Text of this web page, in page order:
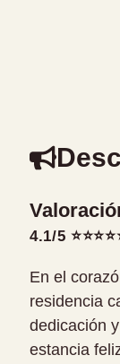
4.1/5
En el
residencia
dedicación
estancia